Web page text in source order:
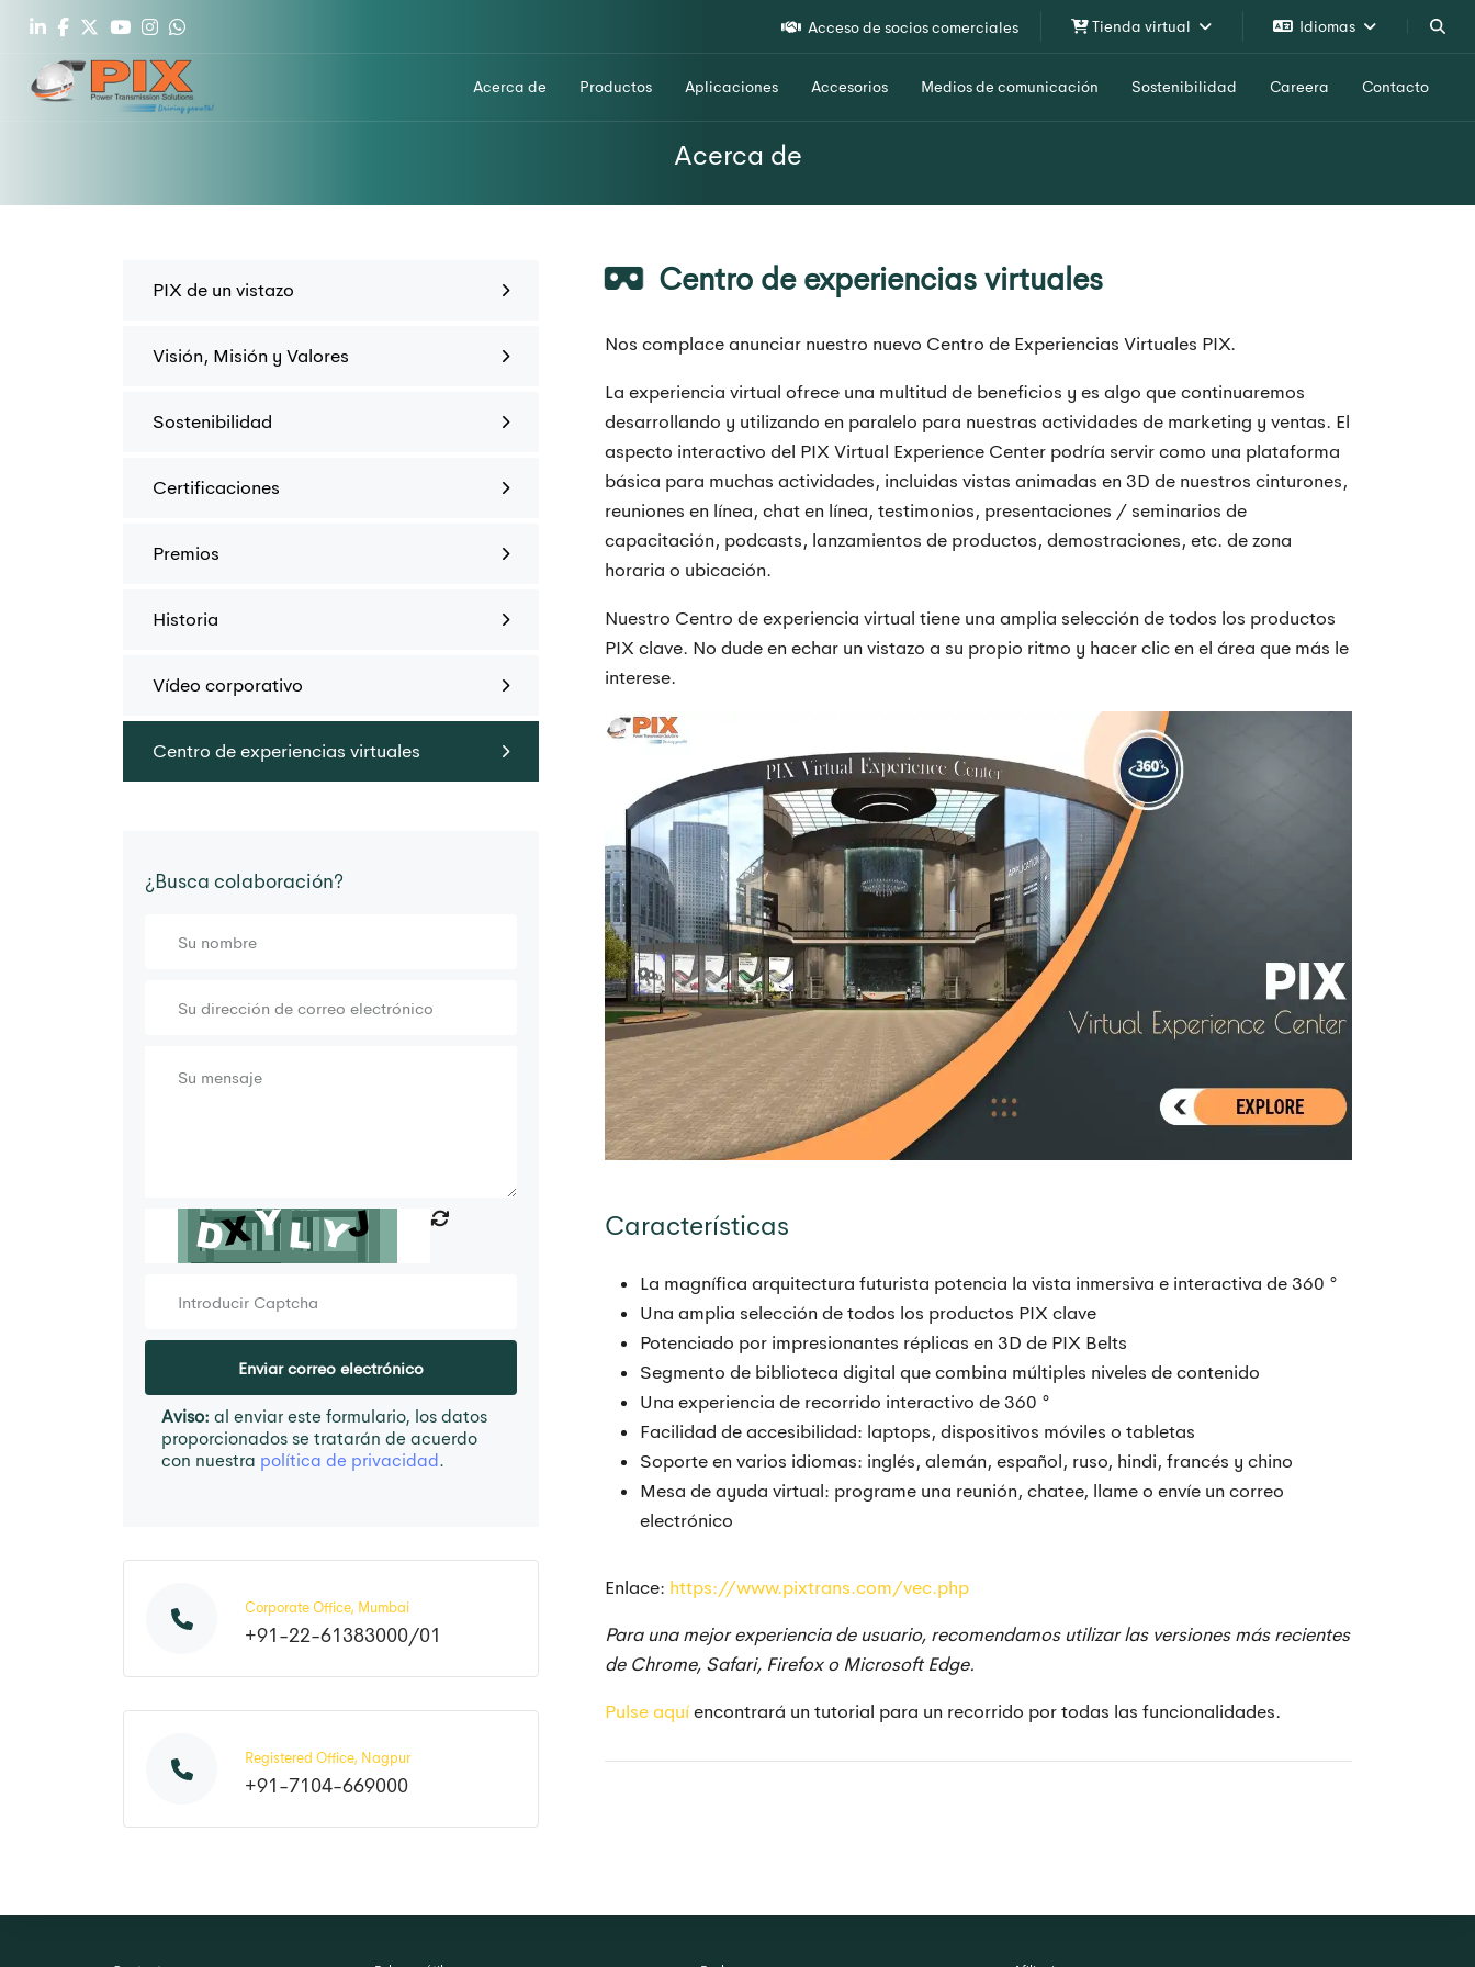
Acceso de socios comerciales Tienda virtual Idiomas
Acerca de Productos Aplicaciones Accesorios Medios de comunicación Sostenibilidad Careera Contacto
Acerca de
PIX de un vistazo
Visión, Misión y Valores
Sostenibilidad
Certificaciones
Premios
Historia
Vídeo corporativo
Centro de experiencias virtuales
¿Busca colaboración?
Aviso: al enviar este formulario, los datos
proporcionados se tratarán de acuerdo
con nuestra política de privacidad.
Corporate Office, Mumbai
+91-22-61383000/01
Registered Office, Nagpur
+91-7104-669000
Centro de experiencias virtuales
Nos complace anunciar nuestro nuevo Centro de Experiencias Virtuales PIX.
La experiencia virtual ofrece una multitud de beneficios y es algo que continuaremos
desarrollando y utilizando en paralelo para nuestras actividades de marketing y ventas. El
aspecto interactivo del PIX Virtual Experience Center podría servir como una plataforma
básica para muchas actividades, incluidas vistas animadas en 3D de nuestros cinturones,
reuniones en línea, chat en línea, testimonios, presentaciones / seminarios de
capacitación, podcasts, lanzamientos de productos, demostraciones, etc. de zona
horaria o ubicación.
Nuestro Centro de experiencia virtual tiene una amplia selección de todos los productos
PIX clave. No dude en echar un vistazo a su propio ritmo y hacer clic en el área que más le
interese.
Características
La magnífica arquitectura futurista potencia la vista inmersiva e interactiva de 360 ​​°
Una amplia selección de todos los productos PIX clave
Potenciado por impresionantes réplicas en 3D de PIX Belts
Segmento de biblioteca digital que combina múltiples niveles de contenido
Una experiencia de recorrido interactivo de 360 ​​°
Facilidad de accesibilidad: laptops, dispositivos móviles o tabletas
Soporte en varios idiomas: inglés, alemán, español, ruso, hindi, francés y chino
Mesa de ayuda virtual: programe una reunión, chatee, llame o envíe un correo
electrónico
Enlace: https://www.pixtrans.com/vec.php
Para una mejor experiencia de usuario, recomendamos utilizar las versiones más recientes
de Chrome, Safari, Firefox o Microsoft Edge.
Pulse aquíencontrará un tutorial para un recorrido por todas las funcionalidades.